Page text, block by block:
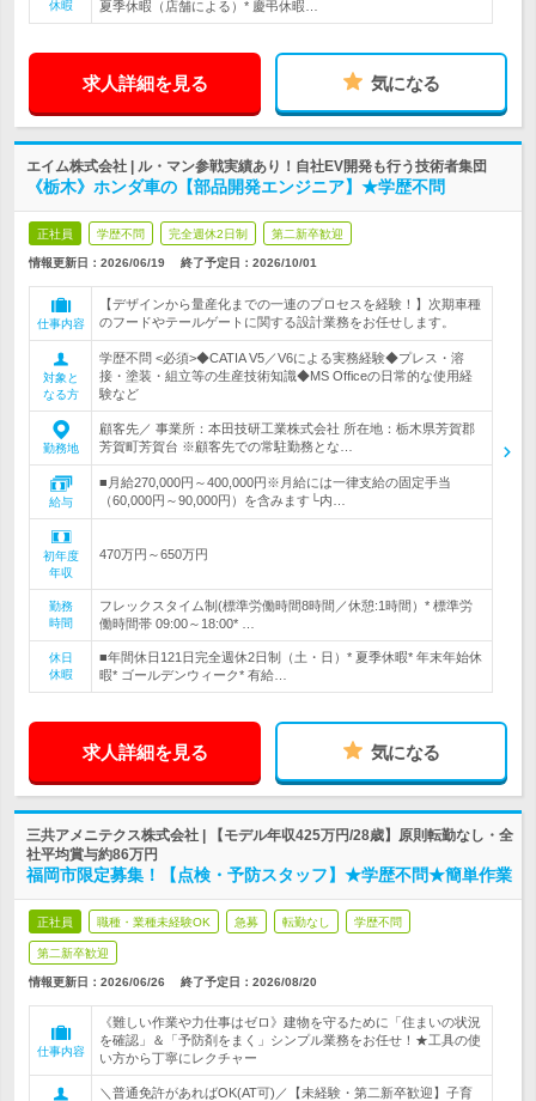
休暇 夏季休暇（店舗による）* 慶弔休暇…
求人詳細を見る 気になる
エイム株式会社 | ル・マン参戦実績あり！自社EV開発も行う技術者集団
《栃木》ホンダ車の【部品開発エンジニア】★学歴不問
正社員 学歴不問 完全週休2日制 第二新卒歓迎
情報更新日：2026/06/19 終了予定日： 2026/10/01
仕事内容
【デザインから量産化までの一連のプロセスを経験！】次期車種
のフードやテールゲートに関する設計業務をお任せします。
対象と
なる方
学歴不問 <必須>◆CATIA V5／V6による実務経験◆プレス・溶
接・塗装・組立等の生産技術知識◆MS Officeの日常的な使用経
験など
勤務地
顧客先／ 事業所：本田技研工業株式会社 所在地：栃木県芳賀郡
芳賀町芳賀台 ※顧客先での常駐勤務とな…
給与
■月給270,000円～400,000円※月給には一律支給の固定手当
（60,000円～90,000円）を含みます└内…
初年度
年収
470万円～650万円
勤務
時間
フレックスタイム制(標準労働時間8時間／休憩:1時間）* 標準労
働時間帯 09:00～18:00* …
休日
休暇
■年間休日121日完全週休2日制（土・日）* 夏季休暇* 年末年始休
暇* ゴールデンウィーク* 有給…
求人詳細を見る 気になる
三共アメニテクス株式会社 | 【モデル年収425万円/28歳】原則転勤なし・全
社平均賞与約86万円
福岡市限定募集！【点検・予防スタッフ】★学歴不問★簡単作業
正社員 職種・業種未経験OK 急募 転勤なし 学歴不問
第二新卒歓迎
情報更新日：2026/06/26 終了予定日： 2026/08/20
仕事内容
《難しい作業や力仕事はゼロ》建物を守るために「住まいの状況
を確認」＆「予防剤をまく」シンプル業務をお任せ！★工具の使
い方から丁寧にレクチャー
＼普通免許があればOK(AT可)／【未経験・第二新卒歓迎】子育